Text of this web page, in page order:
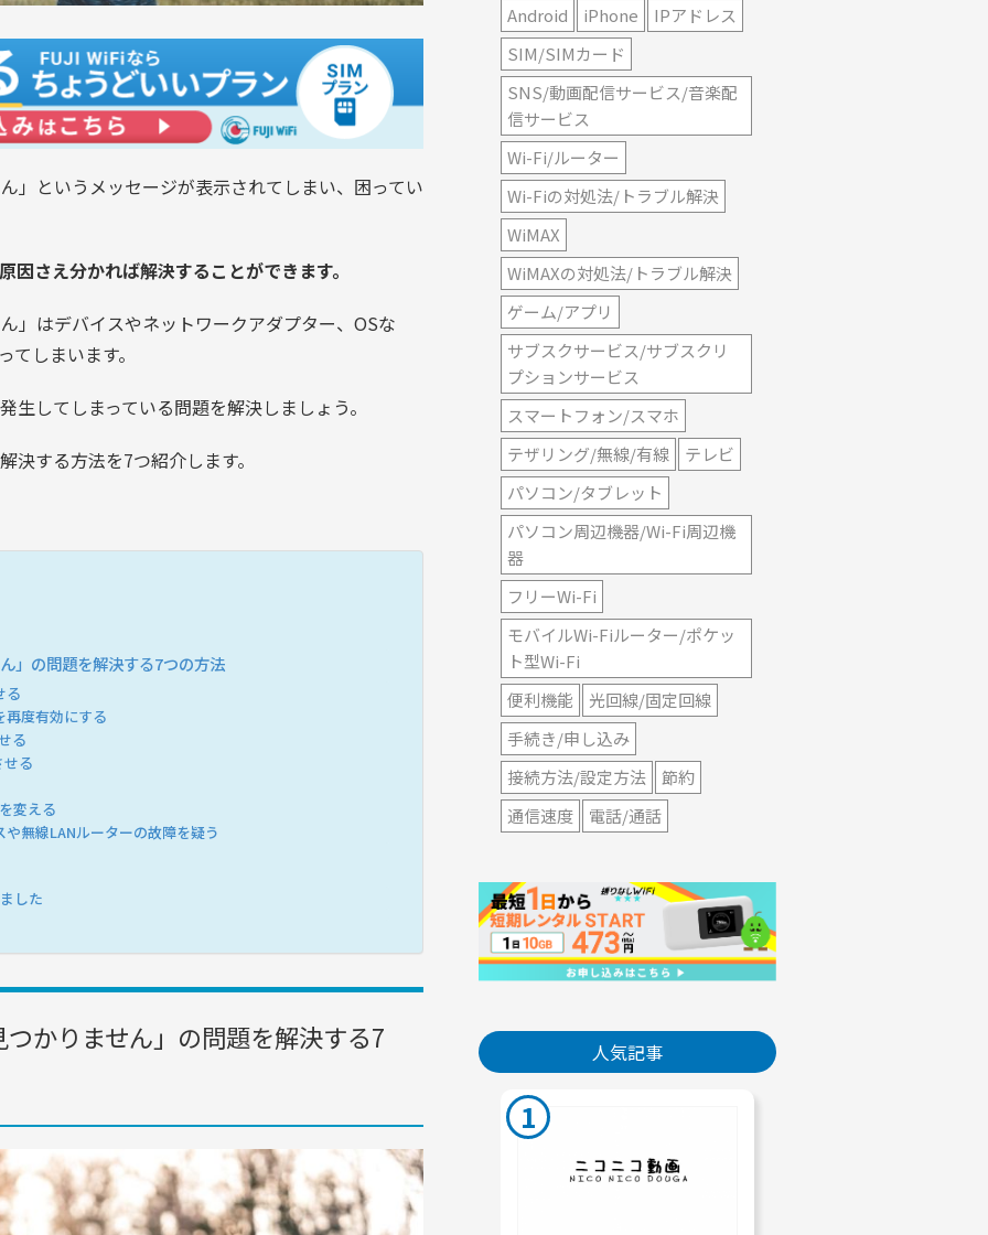
」というメッセージが表示されてしまい、困ってい
因さえ分かれば解決することができます。
」はデバイスやネットワークアダプター、OSな
しまいます。
してしまっている問題を解決しましょう。
決する方法を7つ紹介します。
」の問題を解決する7つの方法
る
再度有効にする
る
る
変える
無線LANルーターの故障を疑う
した
かりません」の問題を解決する7
Android iPhone
IPアドレス
SIM/SIMカード
SNS/動画配信サービス/音楽配
信サービス
Wi-Fi/ルーター
Wi-Fiの対処法/トラブル解決
WiMAX
WiMAXの対処法/トラブル解決
ゲーム/アプリ
サブスクサービス/サブスクリ
プションサービス
スマートフォン/スマホ
テザリング/無線/有線
テレビ
パソコン/タブレット
パソコン周辺機器/Wi-Fi周辺機
器
フリーWi-Fi
モバイルWi-Fiルーター/ポケッ
ト型Wi-Fi
便利機能
光回線/固定回線
手続き/申し込み
接続方法/設定方法
節約
通信速度
電話/通話
人気記事
1